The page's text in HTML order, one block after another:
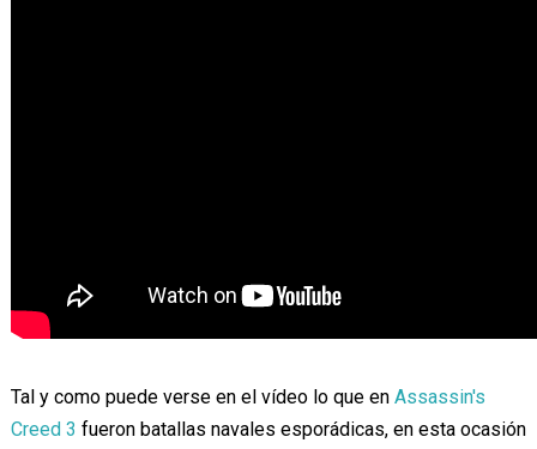
Tal y como puede verse en el vídeo lo que en Assassin's
Creed 3 fueron batallas navales esporádicas, en esta ocasión